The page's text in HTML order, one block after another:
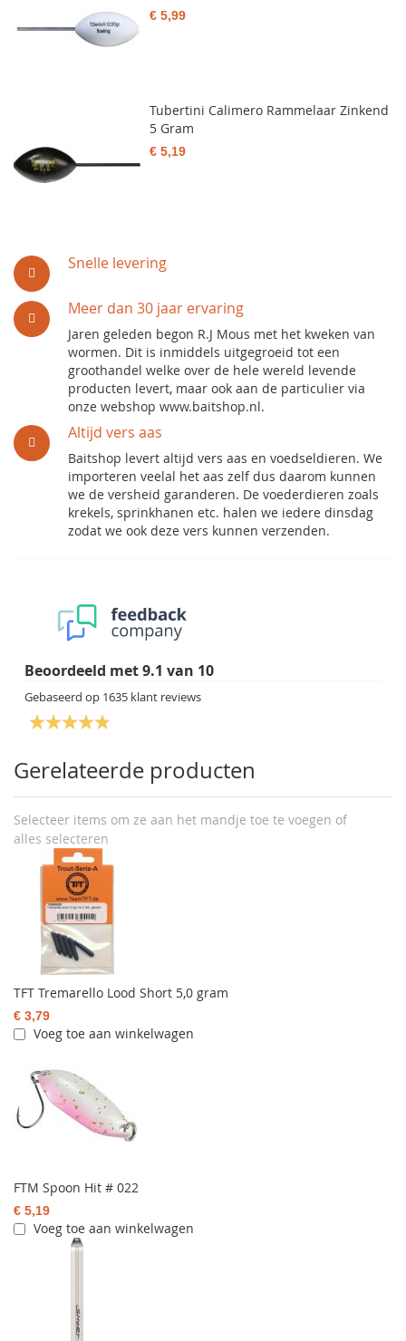
Snelle levering
Meer dan 30 jaar ervaring
Jaren geleden begon R.J Mous met het kweken van
wormen. Dit is inmiddels uitgegroeid tot een
groothandel welke over de hele wereld levende
producten levert, maar ook aan de particulier via
onze webshop www.baitshop.nl.
Altijd vers aas
Baitshop levert altijd vers aas en voedseldieren. We
importeren veelal het aas zelf dus daarom kunnen
we de versheid garanderen. De voederdieren zoals
krekels, sprinkhanen etc. halen we iedere dinsdag
zodat we ook deze vers kunnen verzenden.
Beoordeeld met9.1 van 10
Gebaseerd op 1635 klant reviews
Gerelateerde producten
Selecteer items om ze aan het mandje toe te voegen of
alles selecteren
TFT Tremarello Lood Short 5,0 gram
€ 3,79
Voeg toe aan winkelwagen
FTM Spoon Hit # 022
€ 5,19
Voeg toe aan winkelwagen
€ 5,99
Tubertini Calimero Rammelaar Zinkend
5 Gram
€ 5,19